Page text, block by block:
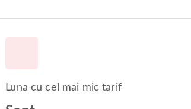
Luna cu cel mai mic tarif